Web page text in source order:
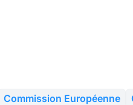
Commission Européenne